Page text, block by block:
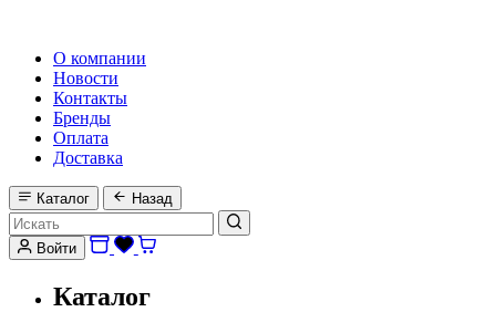
О компании
Новости
Контакты
Бренды
Оплата
Доставка
Каталог Назад
Войти
Каталог